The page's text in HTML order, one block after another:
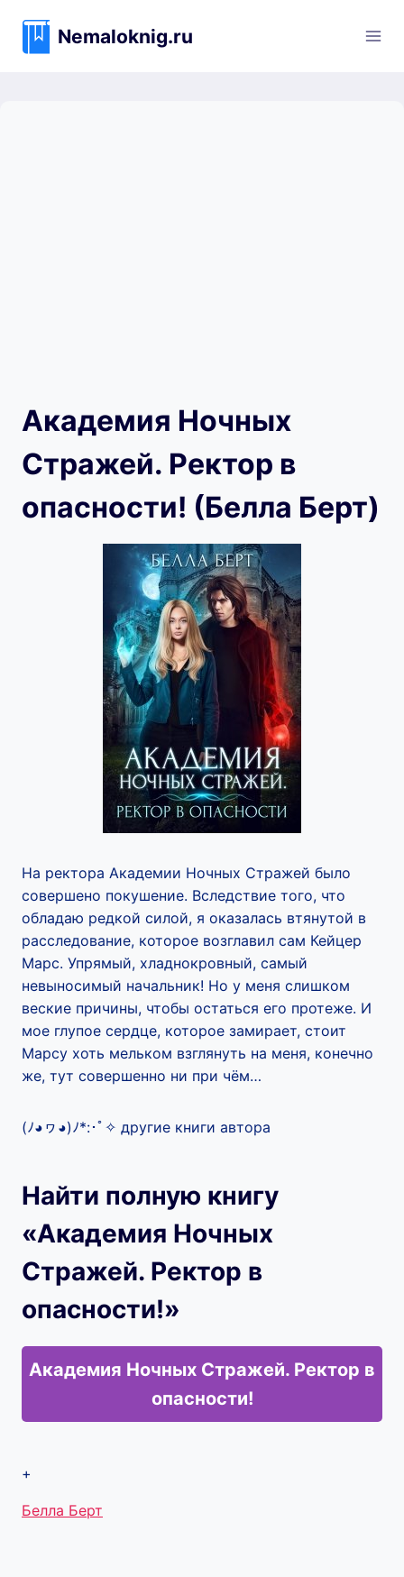
содержимому
Nemaloknig.ru
Академия Ночных
Стражей. Ректор в
опасности! (Белла Берт)
На ректора Академии Ночных Стражей было
совершено покушение. Вследствие того, что
обладаю редкой силой, я оказалась втянутой в
расследование, которое возглавил сам Кейцер
Марс. Упрямый, хладнокровный, самый
невыносимый начальник! Но у меня слишком
веские причины, чтобы остаться его протеже. И
мое глупое сердце, которое замирает, стоит
Марсу хоть мельком взглянуть на меня, конечно
же, тут совершенно ни при чём…
(ﾉ◕ヮ◕)ﾉ*:･ﾟ✧ другие книги автора
Найти полную книгу
«Академия Ночных
Стражей. Ректор в
опасности!»
Академия Ночных Стражей. Ректор в
опасности!
+
Метки
Белла Берт